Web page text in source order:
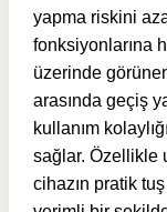
yapma riskini
fonksiyonlarına
üzerinde
arasında geçiş
kullanım
sağlar. Özellikle
cihazın pratik